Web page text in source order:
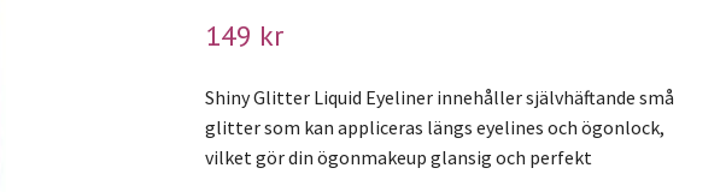
149 kr
Shiny Glitter Liquid Eyeliner innehåller självhäftande små
glitter som kan appliceras längs eyelines och ögonlock,
vilket gör din ögonmakeup glansig och perfekt